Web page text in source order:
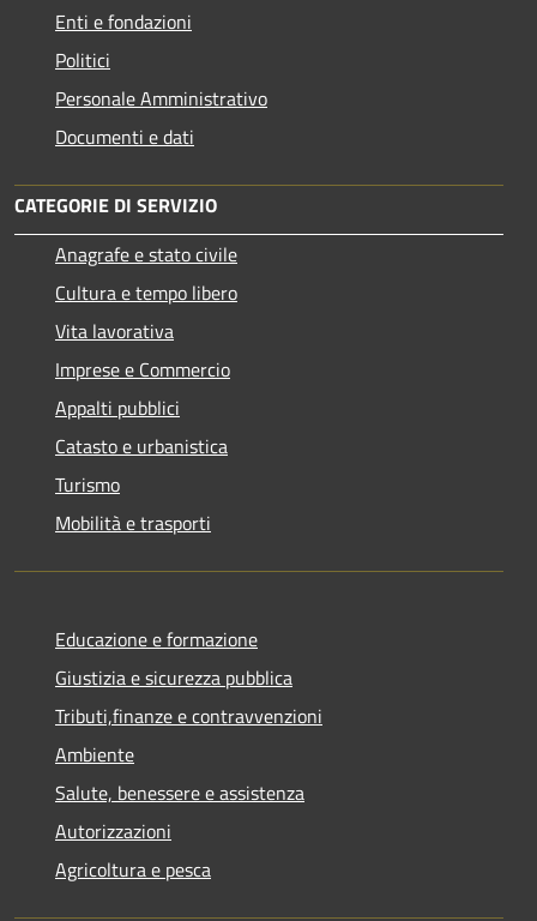
Enti e fondazioni
Politici
Personale Amministrativo
Documenti e dati
CATEGORIE DI SERVIZIO
Anagrafe e stato civile
Cultura e tempo libero
Vita lavorativa
Imprese e Commercio
Appalti pubblici
Catasto e urbanistica
Turismo
Mobilità e trasporti
Educazione e formazione
Giustizia e sicurezza pubblica
Tributi,finanze e contravvenzioni
Ambiente
Salute, benessere e assistenza
Autorizzazioni
Agricoltura e pesca